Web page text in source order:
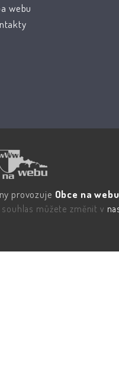
webu
provozuje Obce na
můžete změnit v